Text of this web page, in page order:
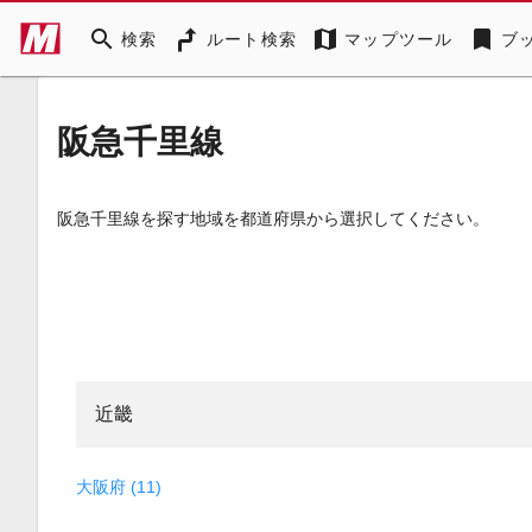
search 検索 ルート検索 map マップツール bookmark ブ
阪急千里線
阪急千里線を探す地域を都道府県から選択してください。
近畿
大阪府 (11)